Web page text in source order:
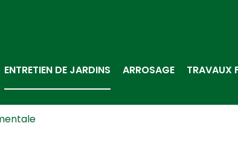
ENTRETIEN DE JARDINS ARROSAGE TRAVAUX